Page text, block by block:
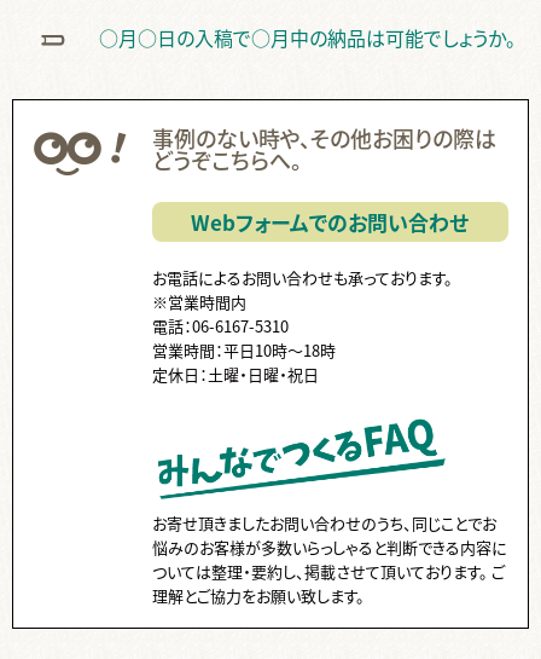
無線綴じ ,
中綴じ , ハードカバー , ノド , ページ数 ,
フランス装 ,
左綴じ ,まとめて , くるみ製本 , 手製本 ,PP , カバー ,
帯 ,
コース , 停止中 ,伝票 ,送り主 , クーポン , ISBN ,JAN ,
代行 ,
販売 ,
○月○日の入稿で○月中の納品は可能でしょうか。
事例のない時や、その他お困りの際は
どうぞこちらへ。
Webフォームでのお問い合わせ
お電話によるお問い合わせも承っております。
※営業時間内
電話：06-6167-5310
営業時間：平日10時～18時
定休日：土曜・日曜・祝日
お寄せ頂きましたお問い合わせのうち、同じことでお
悩みのお客様が多数いらっしゃると判断できる内容に
ついては整理・要約し、掲載させて頂いております。 ご
理解とご協力をお願い致します。